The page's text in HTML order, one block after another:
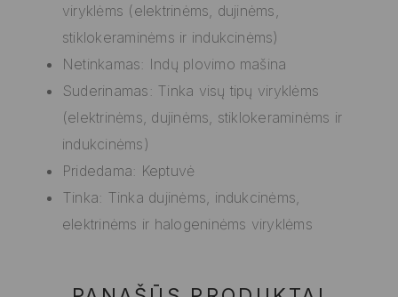
viryklėms (elektrinėms, dujinėms,
stiklokeraminėms ir indukcinėms)
Netinkamas: Indų plovimo mašina
Suderinamas: Tinka visų tipų viryklėms
(elektrinėms, dujinėms, stiklokeraminėms ir
indukcinėms)
Pridedama: Keptuvė
Tinka: Tinka dujinėms, indukcinėms,
elektrinėms ir halogeninėms viryklėms